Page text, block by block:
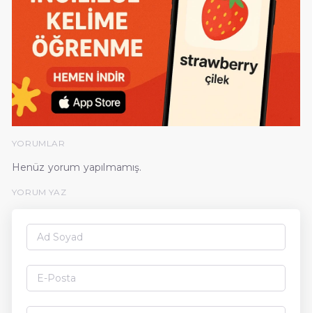
YORUMLAR
Henüz yorum yapılmamış.
YORUM YAZ